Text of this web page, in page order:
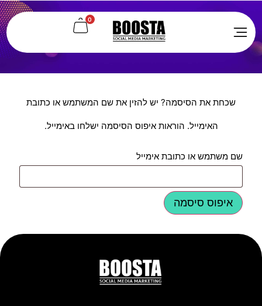
0
איפוס סיסמה
שכחת את הסיסמה? יש להזין את שם המשתמש או כתובת
האימייל. הוראות איפוס הסיסמה ישלחו באימייל.
שם משתמש או כתובת אימייל
איפוס סיסמה